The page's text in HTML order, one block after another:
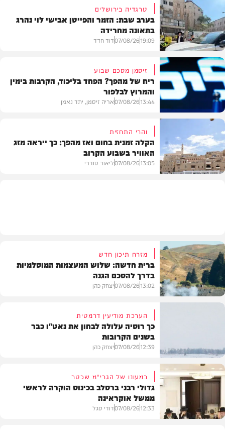
בארץ
טרגדיה בירושלים
בערב שבת: הזמר והפייטן אבישי לוי נהרג
בתאונה מחרידה
19:09
07/08/26דוד חדד
פוליטי
זיסמן מסכם שבוע
ריח של מהפך? הפחד בליכוד, הקרבות בימין
והמרוץ לבלפור
13:44
07/08/26אריה זיסמן, יתד נאמן
והרי התחזית
הקלה זמנית בחום ואז מהפך: כך ייראה מזג
האוויר בשבוע הקרוב
13:05
07/08/26ליאור סודרי
מזרח תיכון חדש
ברית חדשה: שלוש המעצמות המוסלמיות
בדרך להסכם הגנה
13:02
07/08/26יצחק כהן
הערכת מודיעין דרמטית
כך רוסיה עלולה לבחון את נאט"ו כבר
בשנים הקרובות
12:39
07/08/26יצחק כהן
במעונו של הגרי"מ שכטר
גדולי רבני ברסלב בכינוס הוקרה לראשי
ממשל אוקראינה
12:33
07/08/26דודי סגל